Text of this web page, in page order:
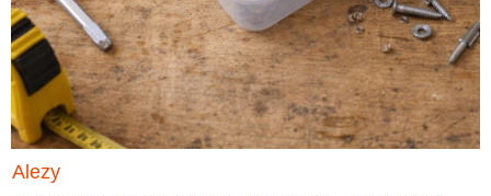
Alezy